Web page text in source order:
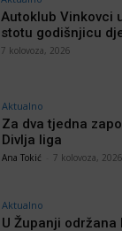
Autoklub Vinkovci
stotu godišnjicu
7 kolovoza, 2026
Aktualno
Za dva tjedna
Divlja liga
Ana Tokić 7 kolovoza, 2026
Aktualno
U Županji